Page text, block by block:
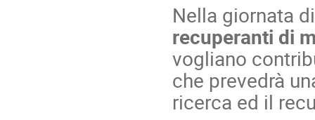
Nella giornata
recuperanti di
vogliano
che prevedrà
ricerca ed il